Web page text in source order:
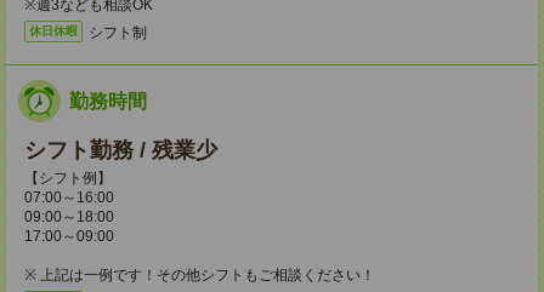
※週3なども相談OK
休日休暇 シフト制
勤務時間
シフト勤務 / 残業少
【シフト例】
07:00～16:00
09:00～18:00
17:00～09:00
※ 上記は一例です！その他シフトもご相談ください！